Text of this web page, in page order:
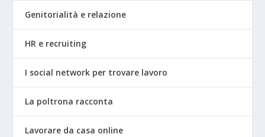
Genitorialità e relazione
HR e recruiting
I social network per trovare lavoro
La poltrona racconta
Lavorare da casa online